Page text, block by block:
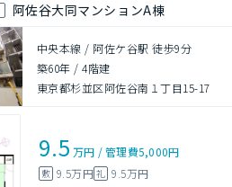
阿佐谷大同マンションA棟
中央本線 / 阿佐ケ谷駅 徒歩9分
築60年 /4階建
東京都杉並区阿佐谷南１丁目15-17
9.5 万円 /管理費5,000円
敷 9.5万円礼 9.5万円